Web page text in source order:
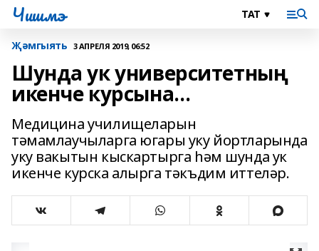
Чишмэ
Җәмгыять 3 АПРЕЛЯ 2019, 06:52
Шунда ук университетның
икенче курсына…
Медицина училищеларын
тәмамлаучыларга югары уку йортларында
уку вакытын кыскартырга һәм шунда ук
икенче курска алырга тәкъдим иттеләр.